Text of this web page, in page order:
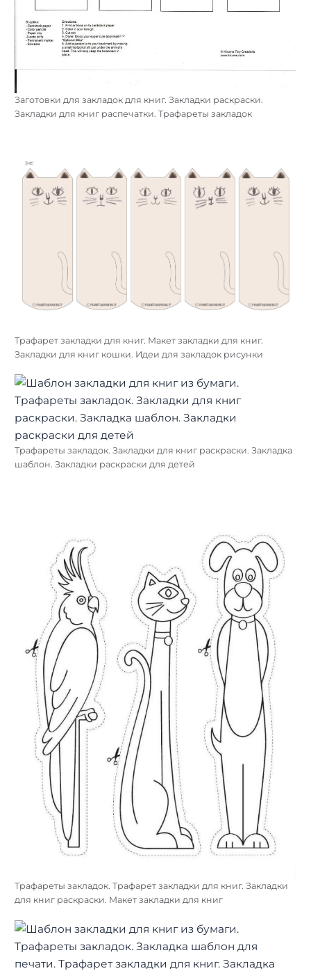
Заготовки для закладок для книг. Закладки раскраски.
Закладки для книг распечатки. Трафареты закладок
Трафарет закладки для книг. Макет закладки для книг.
Закладки для книг кошки. Идеи для закладок рисунки
Трафареты закладок. Закладки для книг раскраски. Закладка
шаблон. Закладки раскраски для детей
Трафареты закладок. Трафарет закладки для книг. Закладки
для книг раскраски. Макет закладки для книг